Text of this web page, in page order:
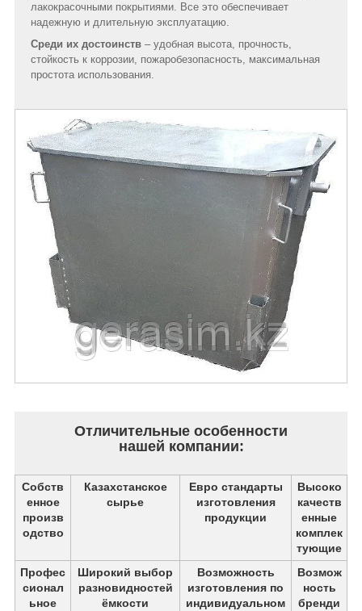
лакокрасочными покрытиями. Все это обеспечивает
надежную и длительную эксплуатацию.
Среди их достоинств – удобная высота, прочность,
стойкость к коррозии, пожаробезопасность, максимальная
простота использования.
Отличительные особенности
нашей компании:
Собств
енное
произв
одство
Казахстанское
сырье
Евро стандарты
изготовления
продукции
Высоко
качеств
енные
комплек
тующие
Профес
сионал
ьное
Широкий выбор
разновидностей
ёмкости
Возможность
изготовления по
индивидуальном
Возмож
ность
бренди